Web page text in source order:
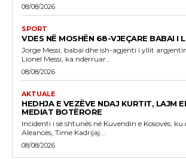
08/08/2026
SPORT
VDES NË MOSHËN 68-VJEÇARE BABAI I
Jorge Messi, babai dhe ish-agjenti i yllit
Lionel Messi, ka ndërruar...
08/08/2026
AKTUALE
HEDHJA E VEZËVE NDAJ KURTIT, LAJM
MEDIAT BOTËRORE
Incidenti i së shtunës në Kuvendin e Kosovës,
Aleancës, Time Kadrijaj...
08/08/2026